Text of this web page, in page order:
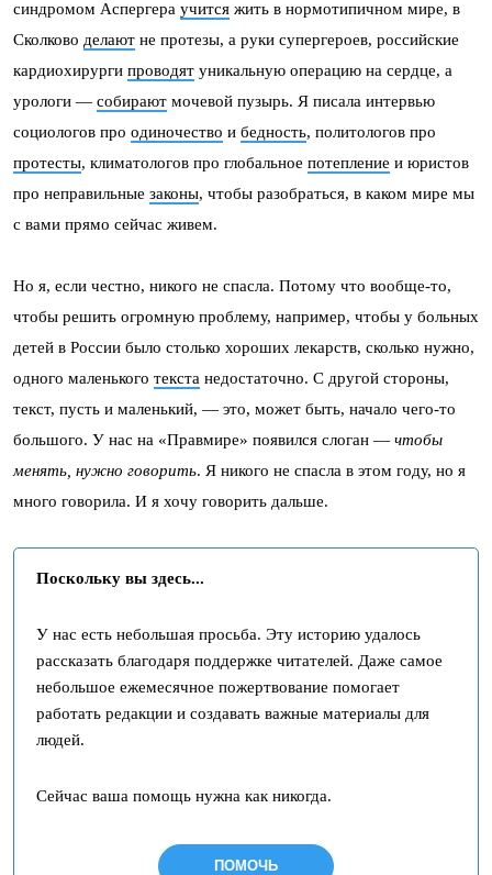
синдромом Аспергера учится жить в нормотипичном мире, в
Сколково делают не протезы, а руки супергероев, российские
кардиохирурги проводят уникальную операцию на сердце, а
урологи — собирают мочевой пузырь. Я писала интервью
социологов про одиночество и бедность, политологов про
протесты, климатологов про глобальное потепление и юристов
про неправильные законы, чтобы разобраться, в каком мире мы
с вами прямо сейчас живем.
Но я, если честно, никого не спасла. Потому что вообще-то,
чтобы решить огромную проблему, например, чтобы у больных
детей в России было столько хороших лекарств, сколько нужно,
одного маленького текста недостаточно. С другой стороны,
текст, пусть и маленький, — это, может быть, начало чего-то
большого. У нас на «Правмире» появился слоган — чтобы
менять, нужно говорить. Я никого не спасла в этом году, но я
много говорила. И я хочу говорить дальше.
Поскольку вы здесь...
У нас есть небольшая просьба. Эту историю удалось
рассказать благодаря поддержке читателей. Даже самое
небольшое ежемесячное пожертвование помогает
работать редакции и создавать важные материалы для
людей.
Сейчас ваша помощь нужна как никогда.
ПОМОЧЬ